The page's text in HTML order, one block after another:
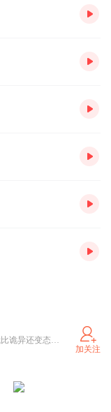
畅༼听，搜༄༅ 索：八顿 《规则怪谈：我比诡异还变态！》 《救命！不小心撩到主神怎么办？！》 《全民：我背诵三千道藏转职天师》 《我降临在矩阵宇宙》 《老弟，你是警察，不是暴徒啊》 《娘娘请开门，北镇魔司例行检查》 《风流乡情【多人有声剧】》欢迎大家搜索收听呦~~~~
加关注